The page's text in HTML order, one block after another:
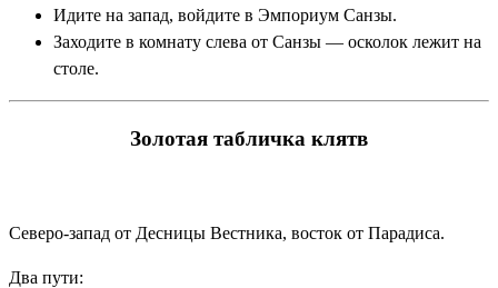
Идите на запад, войдите в Эмпориум Санзы.
Заходите в комнату слева от Санзы — осколок лежит на
столе.
Золотая табличка клятв
Северо-запад от Десницы Вестника, восток от Парадиса.
Два пути: